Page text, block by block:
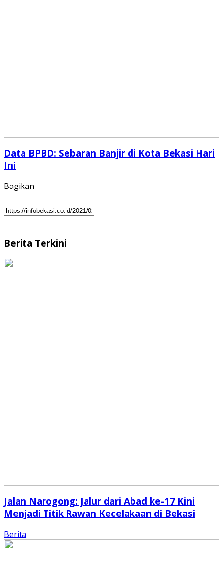
Data BPBD: Sebaran Banjir di Kota Bekasi Hari
Ini
Bagikan
Berita Terkini
Jalan Narogong: Jalur dari Abad ke-17 Kini
Menjadi Titik Rawan Kecelakaan di Bekasi
Berita